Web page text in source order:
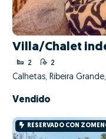
Villa/Chalet
2 2
Calhetas, Ribeira
Vendido
RESERVADO CON